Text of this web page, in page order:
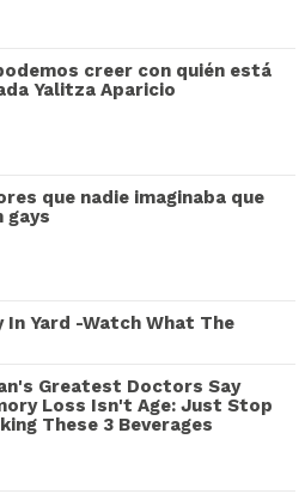
creer con quién está
Yalitza Aparicio
que nadie imaginaba que
gays
In Yard -Watch What The
Greatest Doctors Say
Loss Isn't Age: Just Stop
These 3 Beverages